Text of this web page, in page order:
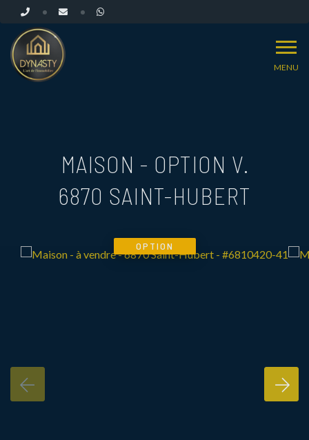
MENU
MAISON - OPTION V.
6870 SAINT-HUBERT
OPTION